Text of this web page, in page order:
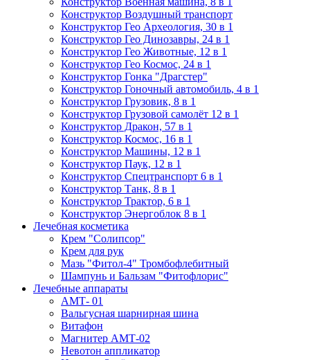
Конструктор Воздушный транспорт
Конструктор Гео Археология, 30 в 1
Конструктор Гео Динозавры, 24 в 1
Конструктор Гео Животные, 12 в 1
Конструктор Гео Космос, 24 в 1
Конструктор Гонка "Драгстер"
Конструктор Гоночный автомобиль, 4 в 1
Конструктор Грузовик, 8 в 1
Конструктор Грузовой самолёт 12 в 1
Конструктор Дракон, 57 в 1
Конструктор Космос, 16 в 1
Конструктор Машины, 12 в 1
Конструктор Паук, 12 в 1
Конструктор Спецтранспорт 6 в 1
Конструктор Танк, 8 в 1
Конструктор Трактор, 6 в 1
Конструктор Энергоблок 8 в 1
Лечебная косметика
Крем "Солипсор"
Крем для рук
Мазь "Фитол-4" Тромбофлебитный
Шампунь и Бальзам "Фитофлорис"
Лечебные аппараты
АМТ- 01
Вальгусная шарнирная шина
Витафон
Магнитер АМТ-02
Невотон аппликатор